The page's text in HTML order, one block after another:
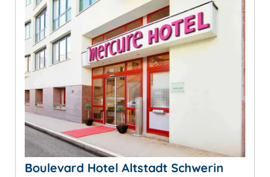
Boulevard Hotel Altstadt Schwerin